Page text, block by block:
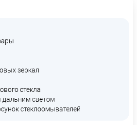
зеркал
стекла
дальним светом
стеклоомывателей